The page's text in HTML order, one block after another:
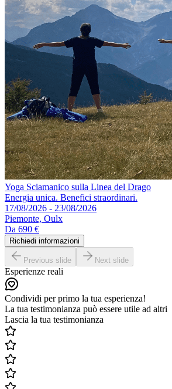
Yoga Sciamanico sulla Linea del Drago
Energia unica. Benefici straordinari.
17/08/2026 - 23/08/2026
Piemonte, Oulx
Da 690 €
Richiedi informazioni
Previous slide Next slide
Esperienze reali
Condividi per primo la tua esperienza!
La tua testimonianza può essere utile ad altri
Lascia la tua testimonianza